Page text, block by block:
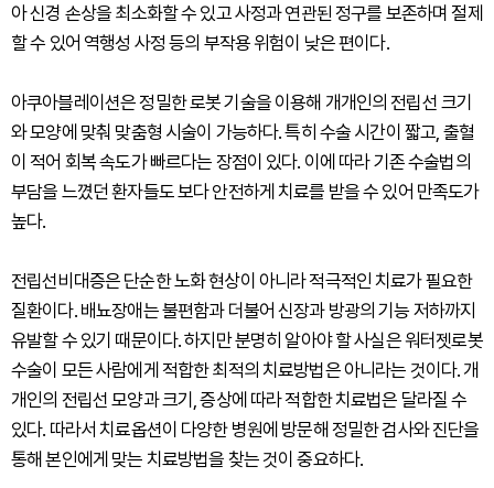
아 신경 손상을 최소화할 수 있고 사정과 연관된 정구를 보존하며 절제
할 수 있어 역행성 사정 등의 부작용 위험이 낮은 편이다.
아쿠아블레이션은 정밀한 로봇 기술을 이용해 개개인의 전립선 크기
와 모양에 맞춰 맞춤형 시술이 가능하다. 특히 수술 시간이 짧고, 출혈
이 적어 회복 속도가 빠르다는 장점이 있다. 이에 따라 기존 수술법의
부담을 느꼈던 환자들도 보다 안전하게 치료를 받을 수 있어 만족도가
높다.
전립선비대증은 단순한 노화 현상이 아니라 적극적인 치료가 필요한
질환이다. 배뇨장애는 불편함과 더불어 신장과 방광의 기능 저하까지
유발할 수 있기 때문이다. 하지만 분명히 알아야 할 사실은 워터젯로봇
수술이 모든 사람에게 적합한 최적의 치료방법은 아니라는 것이다. 개
개인의 전립선 모양과 크기, 증상에 따라 적합한 치료법은 달라질 수
있다. 따라서 치료옵션이 다양한 병원에 방문해 정밀한 검사와 진단을
통해 본인에게 맞는 치료방법을 찾는 것이 중요하다.